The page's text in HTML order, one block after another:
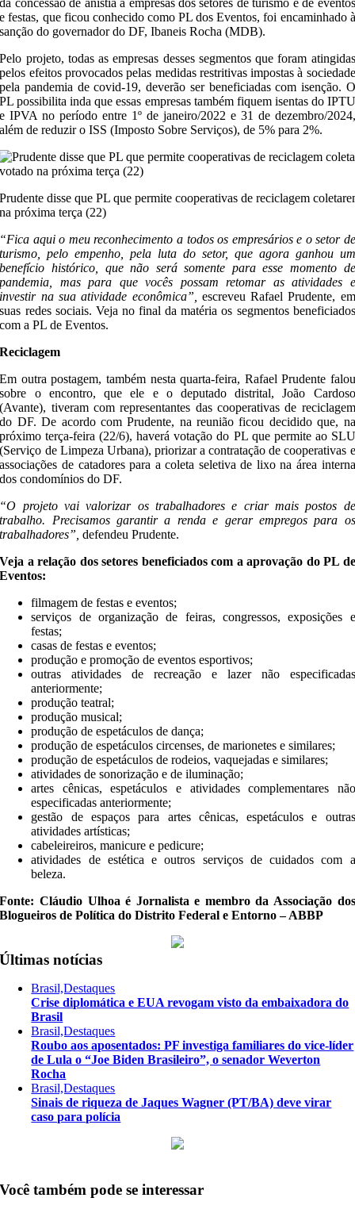
da concessão de anistia a empresas dos setores de turismo e de eventos
e festas, que ficou conhecido como PL dos Eventos, foi encaminhado à
sanção do governador do DF, Ibaneis Rocha (MDB).
Pelo projeto, todas as empresas desses segmentos que foram atingidas
pelos efeitos provocados pelas medidas restritivas impostas à sociedade
pela pandemia de covid-19, deverão ser beneficiadas com isenção. O
PL possibilita inda que essas empresas também fiquem isentas do IPTU
e IPVA no período entre 1º de janeiro/2022 e 31 de dezembro/2024,
além de reduzir o ISS (Imposto Sobre Serviços), de 5% para 2%.
Prudente disse que PL que permite cooperativas de reciclagem
na próxima terça (22)
“Fica aqui o meu reconhecimento a todos os empresários e o setor de
turismo, pelo empenho, pela luta do setor, que agora ganhou um
benefício histórico, que não será somente para esse momento de
pandemia, mas para que vocês possam retomar as atividades e
investir na sua atividade econômica”,
escreveu Rafael Prudente, em
suas redes sociais. Veja no final da matéria os segmentos beneficiados
com a PL de Eventos.
Reciclagem
Em outra postagem, também nesta quarta-feira, Rafael Prudente falou
sobre o encontro, que ele e o deputado distrital, João Cardoso
(Avante), tiveram com representantes das cooperativas de reciclagem
do DF. De acordo com Prudente, na reunião ficou decidido que, na
próximo terça-feira (22/6), haverá votação do PL que permite ao SLU
(Serviço de Limpeza Urbana), priorizar a contratação de cooperativas e
associações de catadores para a coleta seletiva de lixo na área interna
dos condomínios do DF.
“O projeto vai valorizar os trabalhadores e criar mais postos de
trabalho. Precisamos garantir a renda e gerar empregos para os
trabalhadores”, defendeu Prudente.
Veja a relação dos setores beneficiados com a aprovação do PL de
Eventos:
filmagem de festas e eventos;
serviços de organização de feiras, congressos, exposições e
festas;
casas de festas e eventos;
produção e promoção de eventos esportivos;
outras atividades de recreação e lazer não especificadas
anteriormente;
produção teatral;
produção musical;
produção de espetáculos de dança;
produção de espetáculos circenses, de marionetes e similares;
produção de espetáculos de rodeios, vaquejadas e similares;
atividades de sonorização e de iluminação;
artes cênicas, espetáculos e atividades complementares não
especificadas anteriormente;
gestão de espaços para artes cênicas, espetáculos e outras
atividades artísticas;
cabeleireiros, manicure e pedicure;
atividades de estética e outros serviços de cuidados com a
beleza.
Fonte: Cláudio Ulhoa é Jornalista e membro da Associação dos
Blogueiros de Política do Distrito Federal e Entorno – ABBP
Últimas notícias
Brasil,Destaques
Crise diplomática e EUA revogam visto da embaixadora do
Brasil
Brasil,Destaques
Roubo aos aposentados: PF investiga familiares do vice-líder
de Lula o “Joe Biden Brasileiro”, o senador Weverton
Rocha
Brasil,Destaques
Sinais de riqueza de Jaques Wagner (PT/BA) deve virar
caso para polícia
Você também pode se interessar